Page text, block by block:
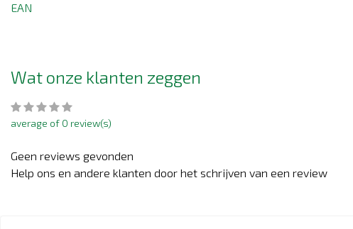
EAN
Wat onze klanten zeggen
average of 0 review(s)
Geen reviews gevonden
Help ons en andere klanten door het schrijven van een review